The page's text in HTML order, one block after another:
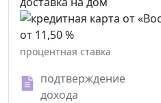
от 11,50 %
процентная ставка
подтверждение
дохода